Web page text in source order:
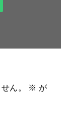
ん。 ※ が